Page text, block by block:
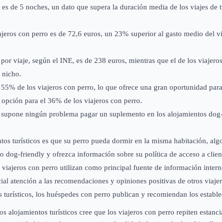
de 5 noches, un dato que supera la duración media de los viajes de
con perro es de 72,6 euros, un 23% superior al gasto medio del
viaje, según el INE, es de 238 euros, mientras que el de los
nicho.
de los viajeros con perro, lo que ofrece una gran oportunidad
para el 36% de los viajeros con perro.
ningún problema pagar un suplemento en los alojamientos
turísticos es que su perro pueda dormir en la misma habitación,
dog-friendly y ofrezca información sobre su política de acceso a
con perro utilizan como principal fuente de información
atención a las recomendaciones y opiniones positivas de otros
los huéspedes con perro publican y recomiendan los
alojamientos turísticos cree que los viajeros con perro repiten